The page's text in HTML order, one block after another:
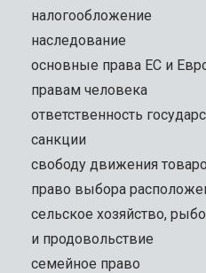
налогообложение
наследование
основные права ЕС и
правам человека
ответственность
санкции
свободу движения
право выбора
сельское хозяйство,
и продовольствие
семейное право